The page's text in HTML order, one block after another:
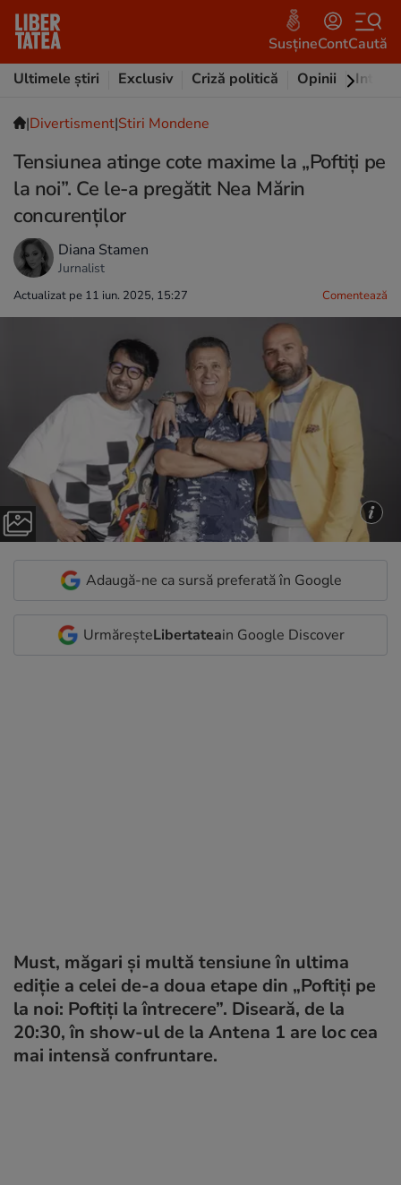
SusțineContCaută
Ultimele știri
Exclusiv Criză politică Opinii
|Divertisment|Stiri Mondene
Tensiunea atinge cote maxime la „Poftiți pe
la noi”. Ce le-a pregătit Nea Mărin
concurenților
Diana Stamen
Jurnalist
Actualizat pe 11 iun. 2025, 15:27 Comentează
Adaugă-ne ca sursă preferată în Google
UrmăreșteLibertateain Google Discover
Must, măgari și multă tensiune în ultima
ediție a celei de-a doua etape din „Poftiți pe
la noi: Poftiți la întrecere”. Diseară, de la
20:30, în show-ul de la Antena 1 are loc cea
mai intensă confruntare.